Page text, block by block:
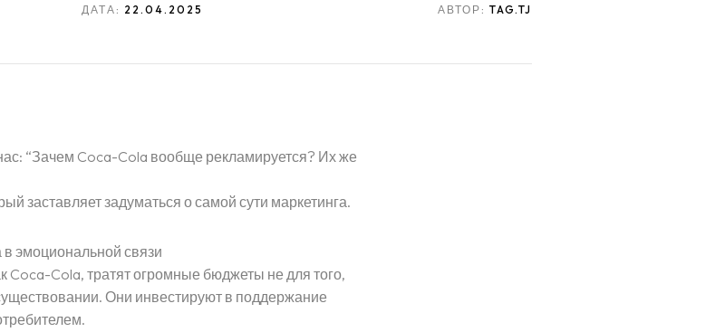
ДАТА: 22.04.2025 АВТОР: TAG.TJ
“Зачем Coca-Cola вообще рекламируется? Их же
заставляет задуматься о самой сути маркетинга.
эмоциональной связи
Coca-Cola, тратят огромные бюджеты не для того,
Они инвестируют в поддержание